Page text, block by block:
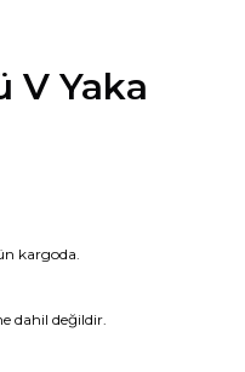
V Yaka
kargoda.
dahil değildir.